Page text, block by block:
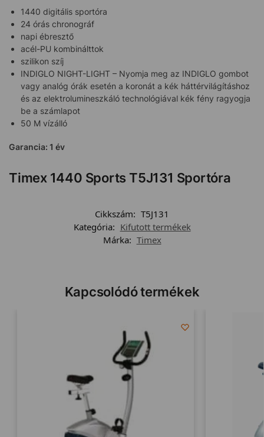
1440 digitális sportóra
24 órás chronográf
napi ébresztő
acél-PU kombinálttok
szilikon szíj
INDIGLO NIGHT-LIGHT – Nyomja meg az INDIGLO gombot
vagy analóg órák esetén a koronát a kék háttérvilágításhoz
és az elektrolumineszkáló technológiával kék fény ragyogja
be a számlapot
50 M vízálló
Garancia: 1 év
Timex 1440 Sports T5J131 Sportóra
Cikkszám: T5J131
Kategória: Kifutott termékek
Márka: Timex
Kapcsolódó termékek